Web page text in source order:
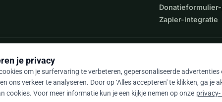
Zapier-integratie
/ 5 op basis van 500+ reviews
je privacy
om je surfervaring te verbeteren, gepersonaliseerde advertenties
ons verkeer te analyseren. Door op ‘Alles accepteren' te klikken, ga je
cookies. Voor meer informatie kun je een kijkje nemen op onze privacy-